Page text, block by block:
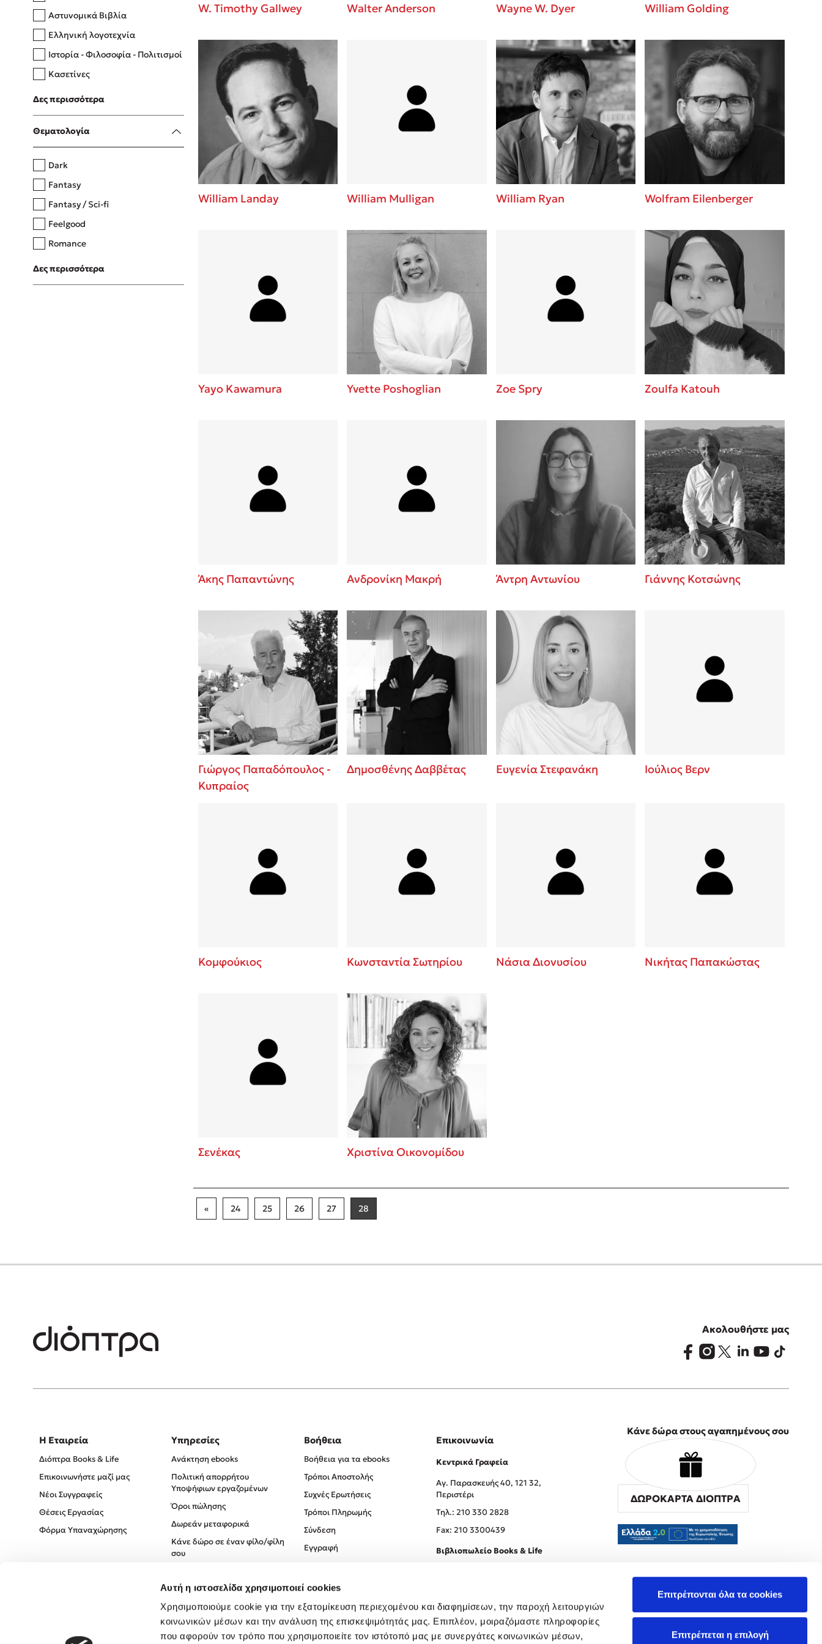
Αυτή η ιστοσελίδα χρησιμοποιεί cookies
Χρησιμοποιούμε cookie για την εξατομίκευση περιεχομένου και διαφημίσεων, την παροχή λειτουργιών
κοινωνικών μέσων και την ανάλυση της επισκεψιμότητάς μας. Επιπλέον, μοιραζόμαστε πληροφορίες
που αφορούν τον τρόπο που χρησιμοποιείτε τον ιστότοπό μας με συνεργάτες κοινωνικών μέσων,
Επιτρέπονται όλα τα cookies
Επιτρέπεται η επιλογή
Δανάη Δεληγεώργη
Πάνω, κάτω, μπροστά, πίσω
Η μέθοδος Αφήστε τους
Αστυνομικά Βιβλία
Ελληνική λογοτεχνία
Ιστορία - Φιλοσοφία - Πολιτισμοί
Κασετίνες
Λευκώματα - Έγχρωμοι οδηγοί
Μαγειρική
Δες περισσότερα
Θεματολογία
Dark
Fantasy
Fantasy / Sci-fi
Feelgood
Romance
Upmarket
Young Adult
Δες περισσότερα
W. Timothy Gallwey Walter Anderson Wayne W. Dyer William Golding
William Landay William Mulligan William Ryan Wolfram Eilenberger
Yayo Kawamura Yvette Poshoglian Zoe Spry Zoulfa Katouh
Άκης Παπαντώνης Ανδρονίκη Μακρή Άντρη Αντωνίου Γιάννης Κοτσώνης
Γιώργος Παπαδόπουλος -
Κυπραίος
Δημοσθένης Δαββέτας Ευγενία Στεφανάκη Ιούλιος Βερν
Κομφούκιος Κωνσταντία Σωτηρίου Νάσια Διονυσίου Νικήτας Παπακώστας
Σενέκας Χριστίνα Οικονομίδου
« 24 25 26 27 28
Ακολουθήστε μας
Η Εταιρεία
Διόπτρα Books & Life
Επικοινωνήστε μαζί μας
Νέοι Συγγραφείς
Θέσεις Εργασίας
Φόρμα Υπαναχώρησης
Υπηρεσίες
Ανάκτηση ebooks
Πολιτική απορρήτου
Υποψήφιων εργαζομένων
Όροι πώλησης
Δωρεάν μεταφορικά
Κάνε δώρο σε έναν φίλο/φίλη
σου
Πολιτική Απορρήτου
Όροι χρήσης
Βοήθεια
Βοήθεια για τα ebooks
Τρόποι Αποστολής
Συχνές Ερωτήσεις
Τρόποι Πληρωμής
Σύνδεση
Εγγραφή
Επικοινωνία
Κεντρικά Γραφεία
Αγ. Παρασκευής 40, 121 32,
Περιστέρι
Tηλ.: 210 330 2828
Fax: 210 3300439
Βιβλιοπωλείο Books & Life
Κάνε δώρα στους αγαπημένους σου
ΔΩΡΟΚΑΡΤΑ ΔΙΟΠΤΡΑ